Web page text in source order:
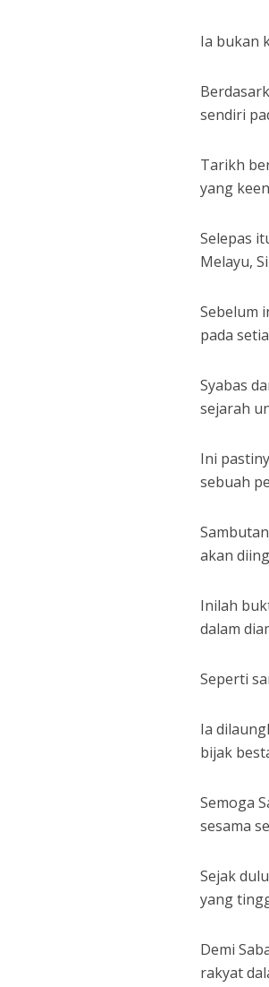
Ia bukan
sendiri
Tarikh
yang
Selepas
Melayu,
Sebelum
pada
Syabas
sejarah
Ini
sebuah
akan
Inilah
dalam
Seperti
Ia
bijak
Semoga
sesama
Sejak
yang
Demi
rakyat